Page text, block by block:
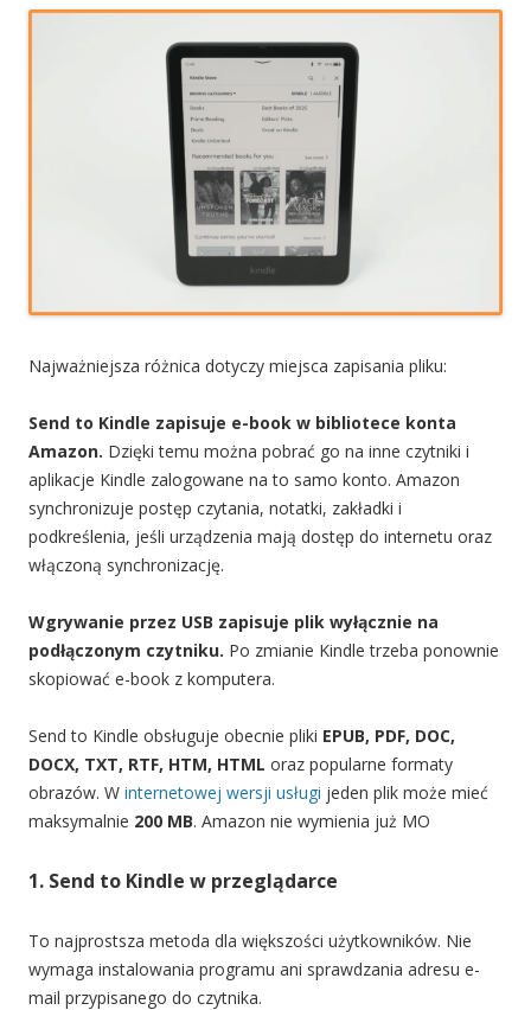
Najważniejsza różnica dotyczy miejsca zapisania pliku:
Send to Kindle zapisuje e-book w bibliotece konta
Amazon. Dzięki temu można pobrać go na inne czytniki i
aplikacje Kindle zalogowane na to samo konto. Amazon
synchronizuje postęp czytania, notatki, zakładki i
podkreślenia, jeśli urządzenia mają dostęp do internetu oraz
włączoną synchronizację.
Wgrywanie przez USB zapisuje plik wyłącznie na
podłączonym czytniku. Po zmianie Kindle trzeba ponownie
skopiować e-book z komputera.
Send to Kindle obsługuje obecnie pliki EPUB, PDF, DOC,
DOCX, TXT, RTF, HTM, HTML oraz popularne formaty
obrazów. W internetowej wersji usługi jeden plik może mieć
maksymalnie 200 MB. Amazon nie wymienia już MO
1. Send to Kindle w przeglądarce
To najprostsza metoda dla większości użytkowników. Nie
wymaga instalowania programu ani sprawdzania adresu e-
mail przypisanego do czytnika.